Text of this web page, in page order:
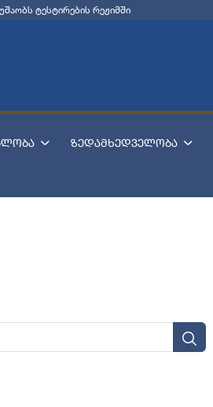
ტესტირების რეჟიმში
ზედამხედველობა